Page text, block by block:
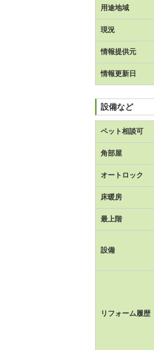
用途地域
現況
情報提供元
情報更新日
設備など
ペット相談可
角部屋
オートロック
床暖房
最上階
設備
リフォーム履歴